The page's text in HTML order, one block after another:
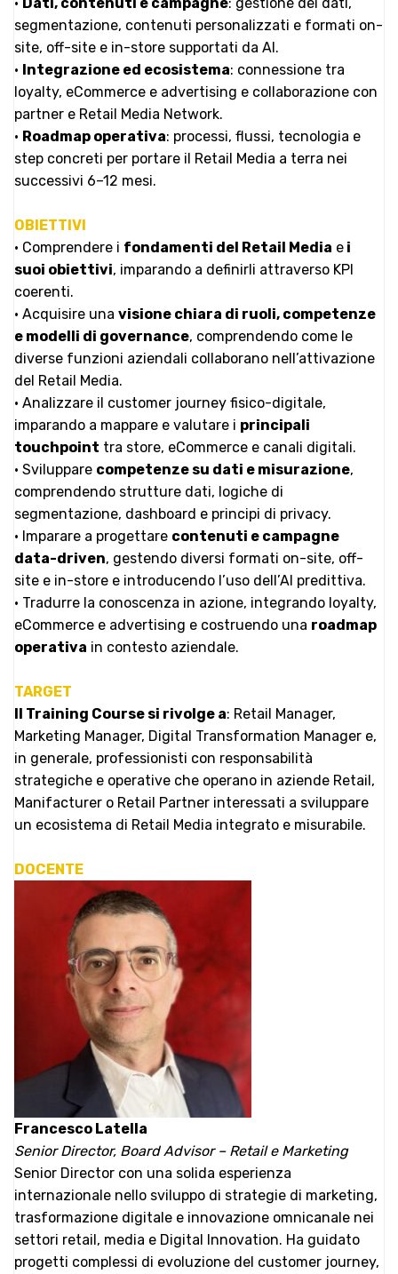
segmentazione, contenuti personalizzati e formati on-
site, off-site e in-store supportati da AI.
• Integrazione ed ecosistema: connessione tra
loyalty, eCommerce e advertising e collaborazione con
partner e Retail Media Network.
• Roadmap operativa: processi, flussi, tecnologia e
step concreti per portare il Retail Media a terra nei
successivi 6–12 mesi.
OBIETTIVI
• Comprendere i fondamenti del Retail Media e i
suoi obiettivi, imparando a definirli attraverso KPI
coerenti.
• Acquisire una visione chiara di ruoli, competenze
e modelli di governance, comprendendo come le
diverse funzioni aziendali collaborano nell’attivazione
del Retail Media.
• Analizzare il customer journey fisico-digitale,
imparando a mappare e valutare i principali
touchpoint tra store, eCommerce e canali digitali.
• Sviluppare competenze su dati e misurazione,
comprendendo strutture dati, logiche di
segmentazione, dashboard e principi di privacy.
• Imparare a progettare contenuti e campagne
data-driven, gestendo diversi formati on-site, off-
site e in-store e introducendo l’uso dell’AI predittiva.
• Tradurre la conoscenza in azione, integrando loyalty,
eCommerce e advertising e costruendo una roadmap
operativa in contesto aziendale.
TARGET
Il Training Course si rivolge a: Retail Manager,
Marketing Manager, Digital Transformation Manager e,
in generale, professionisti con responsabilità
strategiche e operative che operano in aziende Retail,
Manifacturer o Retail Partner interessati a sviluppare
un ecosistema di Retail Media integrato e misurabile.
DOCENTE
Francesco Latella
Senior Director, Board Advisor – Retail e Marketing
Senior Director con una solida esperienza
internazionale nello sviluppo di strategie di marketing,
trasformazione digitale e innovazione omnicanale nei
settori retail, media e Digital Innovation. Ha guidato
progetti complessi di evoluzione del customer journey,